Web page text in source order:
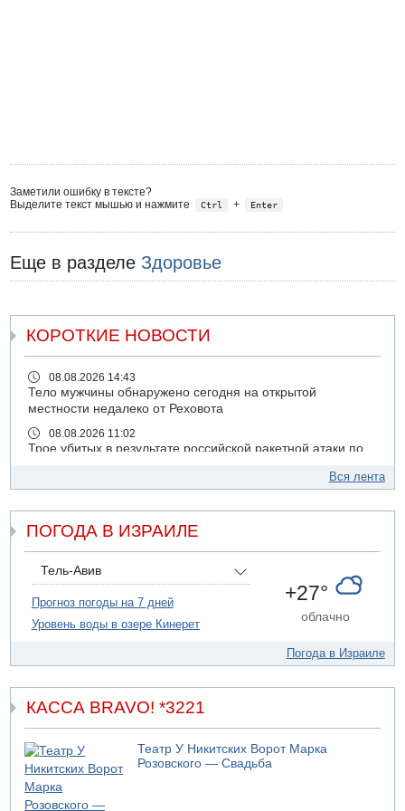
Заметили ошибку в тексте?
Выделите текст мышью и нажмите
Ctrl + Enter
Еще в разделе Здоровье
КОРОТКИЕ НОВОСТИ
08.08.2026 14:43
Тело мужчины обнаружено сегодня на открытой
местности недалеко от Реховота
08.08.2026 11:02
Трое убитых в результате российской ракетной атаки по
07.08.2026 20:43
07.08.2026 20:41
Ynet: "Хизбалла" запустила БПЛА со взрывчаткой по
07.08.2026 19:16
ДТП в Ашдоде: тяжело ранены двое маленьких детей
07.08.2026 19:14
Дахан
Обнародовано имя полицейского, подозреваемого в
коррупционных отношениях с Йоавом Элиаси
07.08.2026 17:51
Вся лента
ПОГОДА В ИЗРАИЛЕ
Тель-Авив
Прогноз погоды на 7 дней
Уровень воды в озере Кинерет
+27°
облачно
Погода в Израиле
КАССА BRAVO! *3221
Театр У Никитских Ворот Марка
Розовского — Свадьба